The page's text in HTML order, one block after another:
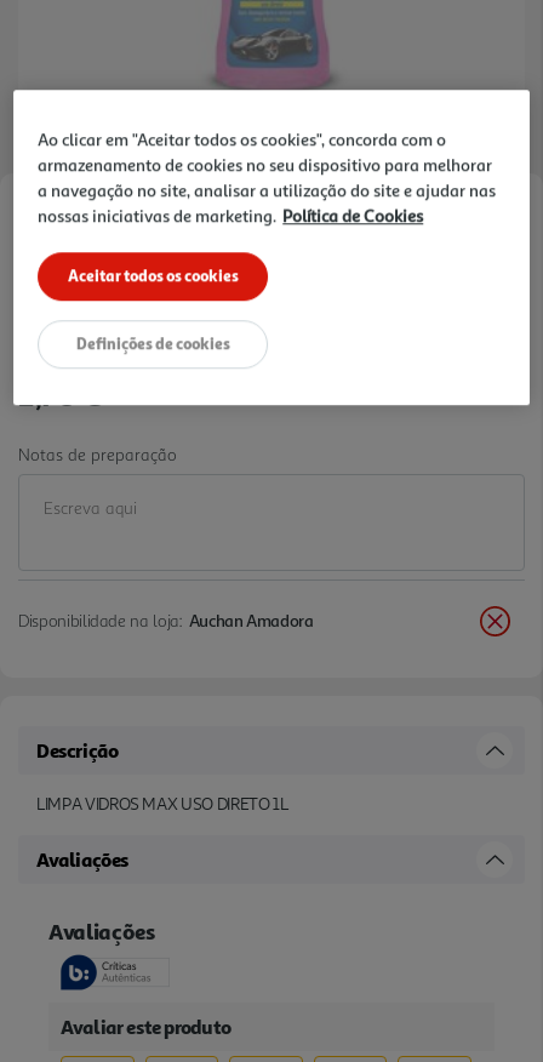
Faça a sua avaliação
1.78 €/Lt
1,78 €
Notas de preparação
Disponibilidade na loja: Auchan Amadora
Descrição
LIMPA VIDROS MAX USO DIRETO 1L
Avaliações
Ao clicar em "Aceitar todos os cookies", concorda com o
armazenamento de cookies no seu dispositivo para melhorar
a navegação no site, analisar a utilização do site e ajudar nas
nossas iniciativas de marketing. Política de Cookies
Aceitar todos os cookies
Definições de cookies